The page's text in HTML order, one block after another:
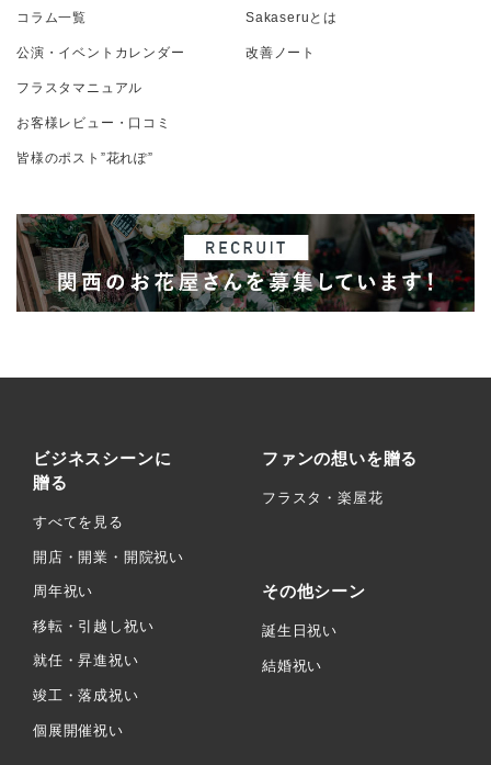
コラム一覧
公演・イベントカレンダー
フラスタマニュアル
お客様レビュー・口コミ
皆様のポスト”花れぽ”
Sakaseruとは
改善ノート
ビジネスシーンに
贈る
すべてを見る
開店・開業・開院祝い
周年祝い
移転・引越し祝い
就任・昇進祝い
竣工・落成祝い
個展開催祝い
ファンの想いを贈る
フラスタ・楽屋花
その他シーン
誕生日祝い
結婚祝い